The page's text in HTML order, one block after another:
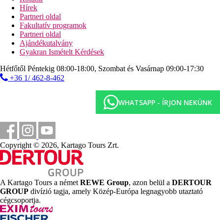
Tengerpart
Kék Zászló díjjal kitüntetett, kb. 10 km hosszú, lassan
mélyülő, homokos strand (2 km közvetlenül a szállodához
tartozik)
napágyak, napernyők és törölközők ingyenesen
szórakoztató programok
Sport és szórakozás térítés ellenében
aqua aerobic
asztalitenisz
strandröplabda
minifoci
kosárlabda
darts
boccia
teniszpályák
táncórák
paintball
úszó- és teniszórák
Hírek
Partneri oldal
Fakultatív programok
Partneri oldal
Ajándékutalvány
Gyakran Ismételt Kérdések
Hétfőtől Péntekig 08:00-18:00, Szombat és Vasárnap 09:00-17:30
+36 1/ 462-8-462
WHATSAPP - ÍRJON NEKÜNK
Copyright © 2026, Kartago Tours Zrt.
A Kartago Tours a német REWE Group, azon belül a DERTOUR
GROUP divízió tagja, amely Közép-Európa legnagyobb utaztató
cégcsoportja.